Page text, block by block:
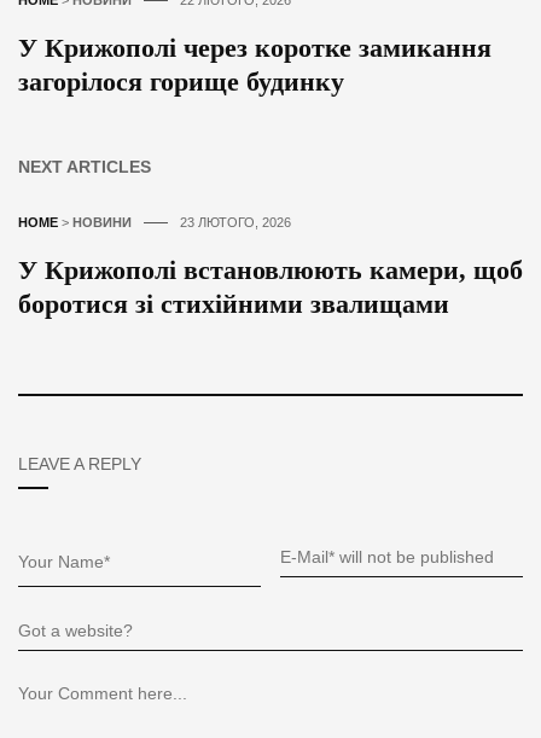
У Крижополі через коротке замикання
загорілося горище будинку
NEXT ARTICLES
HOME > НОВИНИ 23 ЛЮТОГО, 2026
У Крижополі встановлюють камери, щоб
боротися зі стихійними звалищами
LEAVE A REPLY